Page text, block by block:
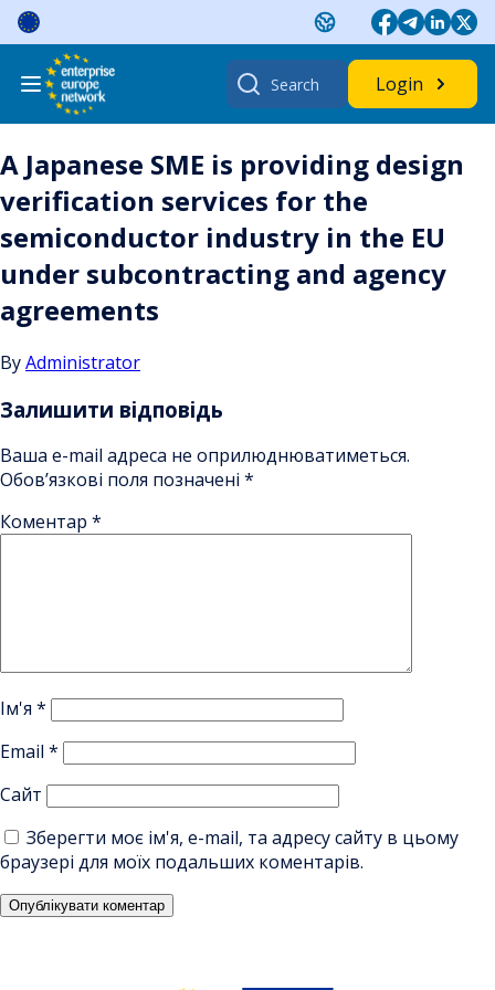
Skip
content
Search
for:
Login
A Japanese SME is providing design
verification services for the
semiconductor industry in the EU
under subcontracting and agency
agreements
ByAdministrator
Залишити відповідь
Ваша e-mail адреса не оприлюднюватиметься.
Обов’язкові поля позначені *
Коментар *
Ім'я *
Email *
Сайт
Зберегти моє ім'я, e-mail, та адресу сайту в цьому
браузері для моїх подальших коментарів.